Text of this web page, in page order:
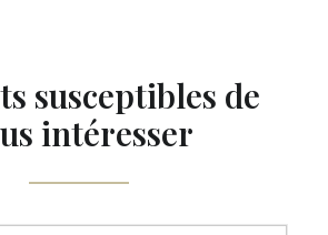
susceptibles de
intéresser